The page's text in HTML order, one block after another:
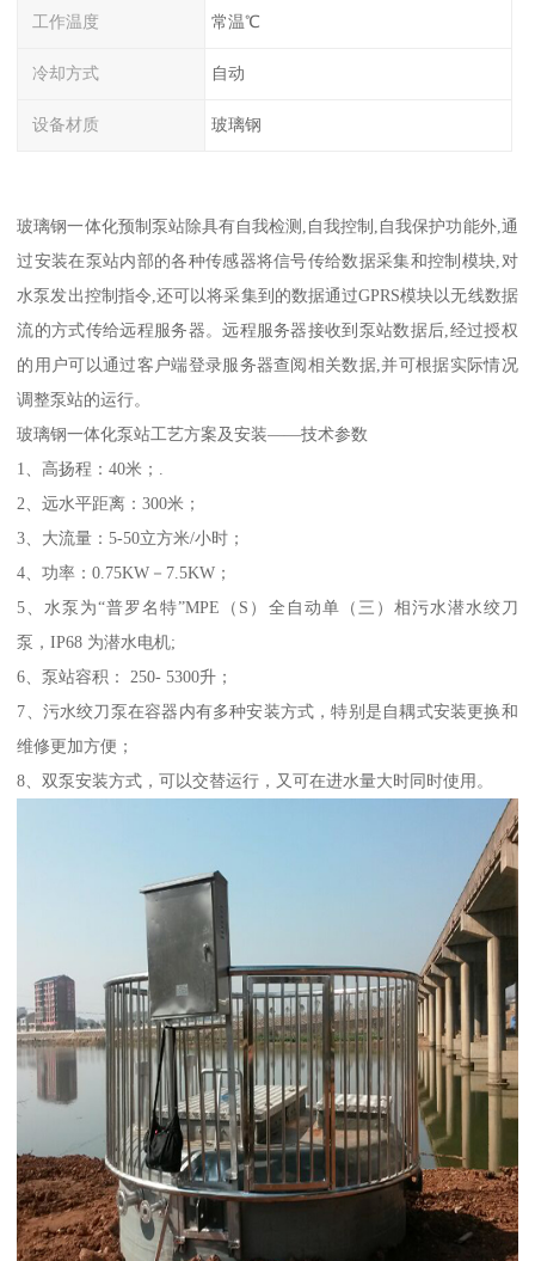
工作温度 常温℃
冷却方式 自动
设备材质 玻璃钢
玻璃钢一体化预制泵站除具有自我检测,自我控制,自我保护功能外,通
过安装在泵站内部的各种传感器将信号传给数据采集和控制模块,对
水泵发出控制指令,还可以将采集到的数据通过GPRS模块以无线数据
流的方式传给远程服务器。远程服务器接收到泵站数据后,经过授权
的用户可以通过客户端登录服务器查阅相关数据,并可根据实际情况
调整泵站的运行。
玻璃钢一体化泵站工艺方案及安装——技术参数
1、高扬程：40米；.
2、远水平距离：300米；
3、大流量：5-50立方米/小时；
4、功率：0.75KW－7.5KW；
5、水泵为“普罗名特”MPE（S）全自动单（三）相污水潜水绞刀
泵，IP68 为潜水电机;
6、泵站容积： 250- 5300升；
7、污水绞刀泵在容器内有多种安装方式，特别是自耦式安装更换和
维修更加方便；
8、双泵安装方式，可以交替运行，又可在进水量大时同时使用。